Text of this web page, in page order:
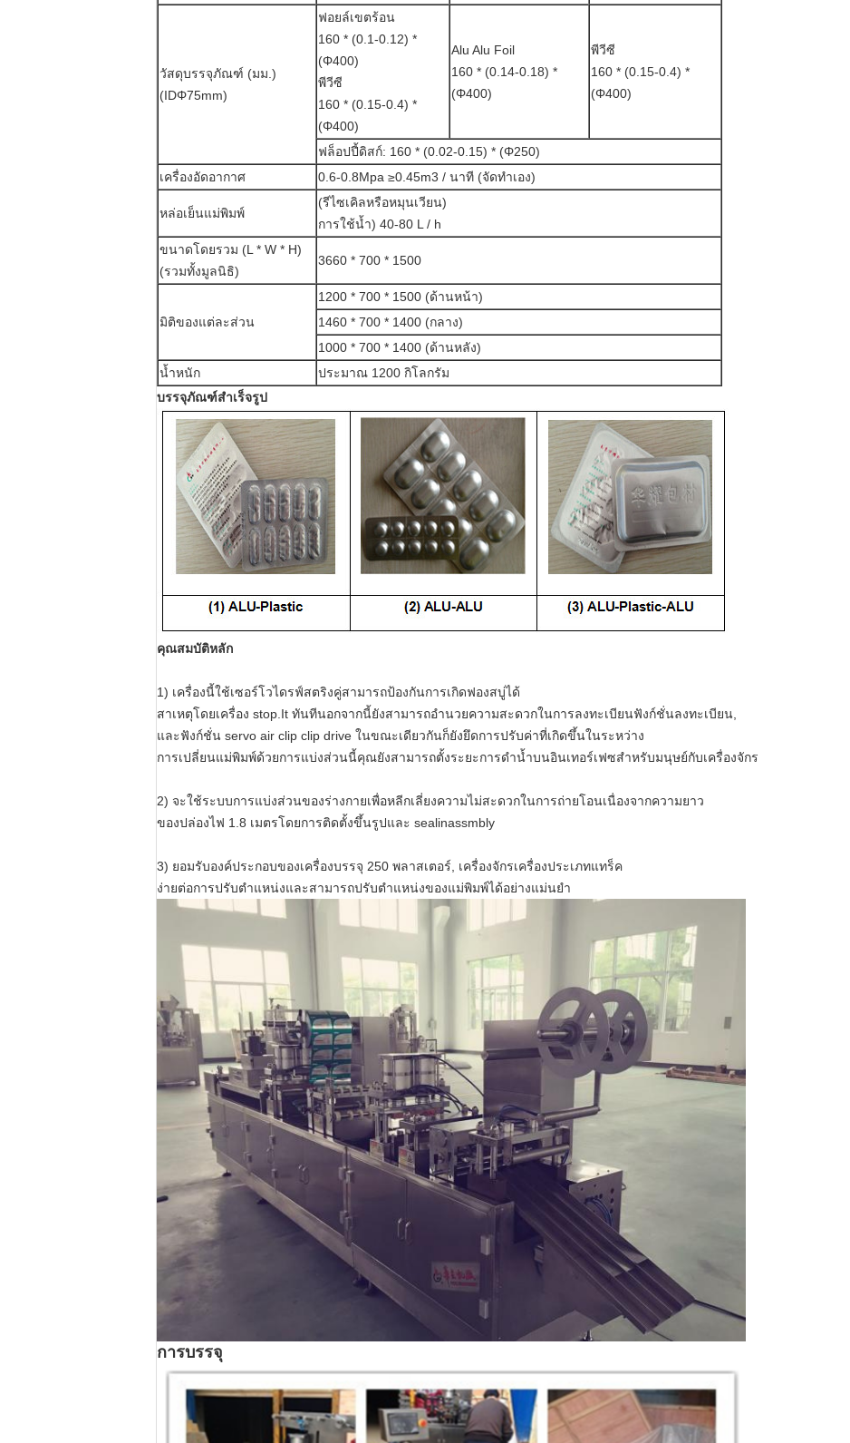
วัสดุบรรจุภัณฑ์ (มม.)
(IDΦ75mm)
ฟอยล์เขตร้อน
160 * (0.1-0.12) *
(Φ400)
พีวีซี
160 * (0.15-0.4) *
(Φ400)
Alu Alu Foil
160 * (0.14-0.18) *
(Φ400)
พีวีซี
160 * (0.15-0.4) *
(Φ400)
ฟล็อปปี้ดิสก์: 160 * (0.02-0.15) * (Φ250)
เครื่องอัดอากาศ
0.6-0.8Mpa ≥0.45m3 / นาที (จัดทำเอง)
หล่อเย็นแม่พิมพ์
(รีไซเคิลหรือหมุนเวียน)
การใช้น้ำ) 40-80 L / h
ขนาดโดยรวม (L * W * H)
(รวมทั้งมูลนิธิ)
3660 * 700 * 1500
มิติของแต่ละส่วน
1200 * 700 * 1500 (ด้านหน้า)
1460 * 700 * 1400 (กลาง)
1000 * 700 * 1400 (ด้านหลัง)
น้ำหนัก
ประมาณ 1200 กิโลกรัม
บรรจุภัณฑ์สำเร็จรูป
คุณสมบัติหลัก
1) เครื่องนี้ใช้เซอร์โวไดรฟ์สตริงคู่สามารถป้องกันการเกิดฟองสบู่ได้
สาเหตุโดยเครื่อง stop.It ทันทีนอกจากนี้ยังสามารถอำนวยความสะดวกในการลงทะเบียนฟังก์ชั่นลงทะเบียน,
และฟังก์ชั่น servo air clip clip drive ในขณะเดียวกันก็ยังยึดการปรับค่าที่เกิดขึ้นในระหว่าง
การเปลี่ยนแม่พิมพ์ด้วยการแบ่งส่วนนี้คุณยังสามารถตั้งระยะการดำน้ำบนอินเทอร์เฟซสำหรับมนุษย์กับเครื่องจักร
2) จะใช้ระบบการแบ่งส่วนของร่างกายเพื่อหลีกเลี่ยงความไม่สะดวกในการถ่ายโอนเนื่องจากความยาว
ของปล่องไฟ 1.8 เมตรโดยการติดตั้งขึ้นรูปและ sealinassmbly
3) ยอมรับองค์ประกอบของเครื่องบรรจุ 250 พลาสเตอร์, เครื่องจักรเครื่องประเภทแทร็ค
ง่ายต่อการปรับตำแหน่งและสามารถปรับตำแหน่งของแม่พิมพ์ได้อย่างแม่นยำ
การบรรจุ